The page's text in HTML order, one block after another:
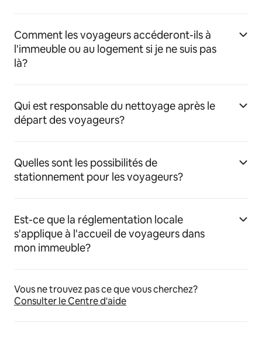
Comment les voyageurs accéderont-ils à
l'immeuble ou au logement si je ne suis pas
là?
Qui est responsable du nettoyage après le
départ des voyageurs?
Quelles sont les possibilités de
stationnement pour les voyageurs?
Est-ce que la réglementation locale
s'applique à l'accueil de voyageurs dans
mon immeuble?
Vous ne trouvez pas ce que vous cherchez?
Consulter le Centre d'aide